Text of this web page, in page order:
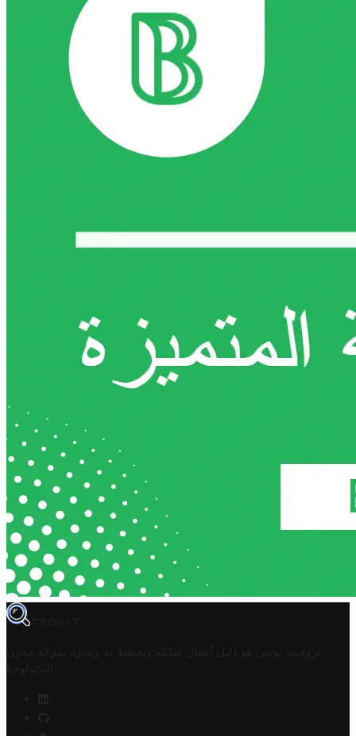
TROVIT
تروفيت تونس هو دليل أعمال تملكه وتحتفظ به وتديره
شركة مخزن
التكنولوجيا